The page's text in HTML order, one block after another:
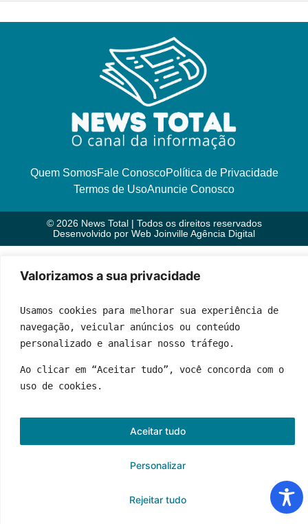
Valorizamos a sua privacidade
Usamos cookies para melhorar sua experiência de
navegação, veicular anúncios ou conteúdo
personalizado e analisar nosso tráfego.
Ao clicar em “Aceitar tudo”, você concorda com o
uso de cookies.
Personalizar
Rejeitar tudo
Aceitar tudo
Quem SomosFale ConoscoPolítica de Privacidade
Termos de UsoAnuncie Conosco
© 2026 News Total | Todos os direitos reservados
Desenvolvido por Web Joinville Agência Digital